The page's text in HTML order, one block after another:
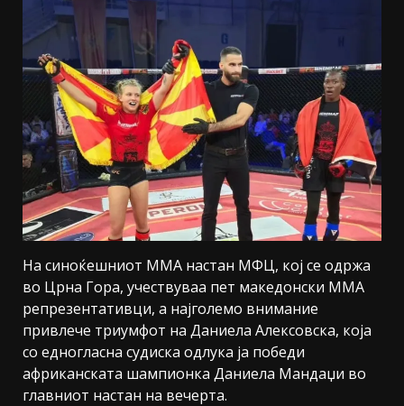
На синоќешниот ММА настан МФЦ, кој се одржа
во Црна Гора, учествуваа пет македонски ММА
репрезентативци, а најголемо внимание
привлече триумфот на Даниела Алексовска, која
со едногласна судиска одлука ја победи
африканската шампионка Даниела Мандаџи во
главниот настан на вечерта.